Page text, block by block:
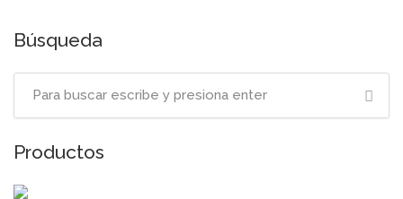
Búsqueda
Productos